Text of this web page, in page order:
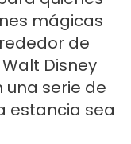
mágicas
de
Disney
una serie de
estancia sea